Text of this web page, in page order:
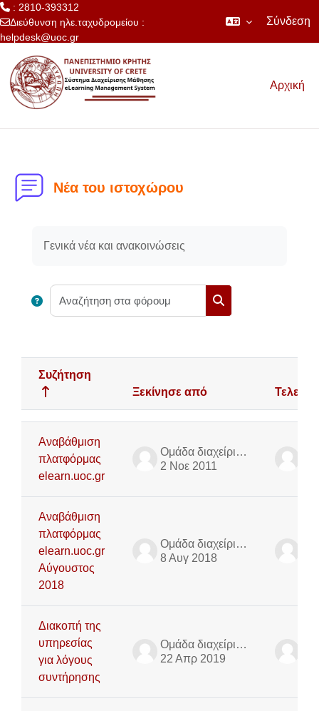
: 2810-393312
Διεύθυνση ηλε.ταχυδρομείου :
helpdesk@uoc.gr
Σύνδεση
Αρχική
Νέα του ιστοχώρου
Γενικά νέα και ανακοινώσεις
Αναζήτηση στα
Κατάσταση
Συζήτηση
Ξεκίνησε από
Αναβάθμιση
πλατφόρμας
elearn.uoc.gr
Ομάδα διαχείρισης πλατφόρμας τηλε-εκπαίδευσης
2 Νοε 2011
Αναβάθμιση
πλατφόρμας
elearn.uoc.gr
Αύγουστος
2018
Ομάδα διαχείρισης πλατφόρμας τηλε-εκπαίδευσης
8 Αυγ 2018
Διακοπή της
υπηρεσίας
για λόγους
συντήρησης
Ομάδα διαχείρισης πλατφόρμας τηλε-εκπαίδευσης
22 Απρ 2019